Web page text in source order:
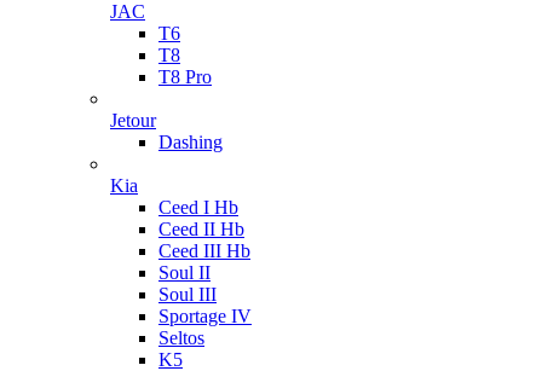
JAC
T6
T8
T8 Pro
Jetour
Dashing
Kia
Ceed I Hb
Ceed II Hb
Ceed III Hb
Soul II
Soul III
Sportage IV
Seltos
K5